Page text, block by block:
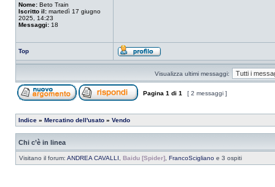
Nome: Beto Train
Iscritto il: martedì 17 giugno
2025, 14:23
Messaggi: 18
Top
Visualizza ultimi messaggi:
Pagina 1 di 1 [ 2 messaggi ]
Indice » Mercatino dell'usato » Vendo
Chi c’è in linea
Visitano il forum: ANDREA CAVALLI Baidu [Spider] FrancoScigliano e 3 ospiti